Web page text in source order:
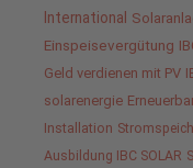
International
Einspeisevergütung
Geld verdienen mit PV
solarenergie
Installation
Ausbildung IBC SOLAR